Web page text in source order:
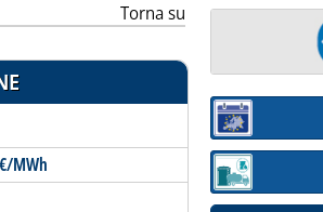
Torna su
MWh
Sezione:
Sezione: